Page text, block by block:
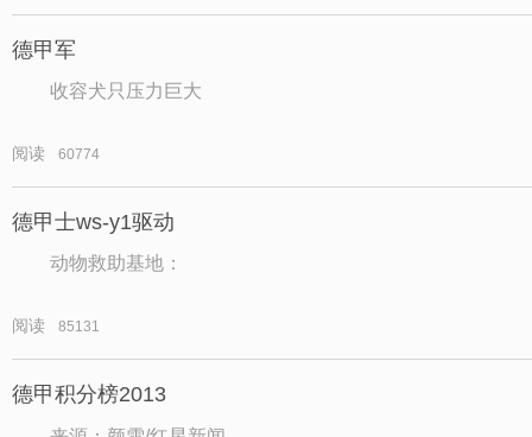
德甲军
收容犬只压力巨大
阅读 60774
德甲士ws-y1驱动
动物救助基地：
阅读 85131
德甲积分榜2013